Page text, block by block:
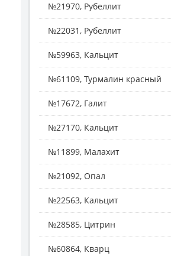
№21970, Рубеллит
№22031, Рубеллит
№59963, Кальцит
№61109, Турмалин красный
№17672, Галит
№27170, Кальцит
№11899, Малахит
№21092, Опал
№22563, Кальцит
№28585, Цитрин
№60864, Кварц